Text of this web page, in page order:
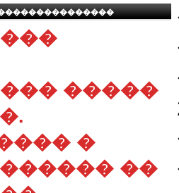
�����
�
��